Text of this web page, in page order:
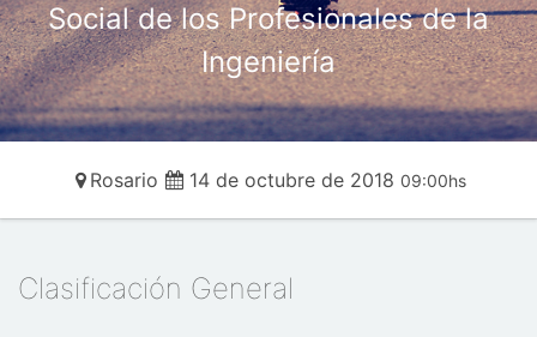
Social de los Profesionales de la
Ingeniería
Rosario 14 de octubre de 2018 09:00hs
Clasificación General